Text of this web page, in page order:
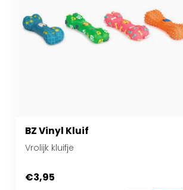
BZ Vinyl Kluif
Vrolijk kluifje
€3,95